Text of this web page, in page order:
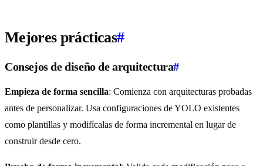
Mejores prácticas#
Consejos de diseño de arquitectura#
Empieza de forma sencilla: Comienza con arquitecturas probadas
antes de personalizar. Usa configuraciones de YOLO existentes
como plantillas y modifícalas de forma incremental en lugar de
construir desde cero.